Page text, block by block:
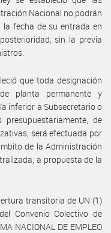
Nacional no podrán
fecha de su entrada en
sin la previa
que toda designación
planta permanente y
inferior a Subsecretario o
de
será efectuada por
de la Administración
a propuesta de la
transitoria de UN (1)
Convenio Colectivo de
NACIONAL DE EMPLEO